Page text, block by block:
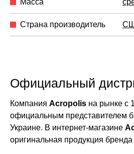
Страна производитель
Официальный
Компания Acropolis на рынке с
официальным представителем
Украине. В интернет-магазине
оригинальная продукция бренда